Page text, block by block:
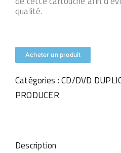
qualité.
Acheter un produit
Catégories :CD/DVD
PRODUCER
Description